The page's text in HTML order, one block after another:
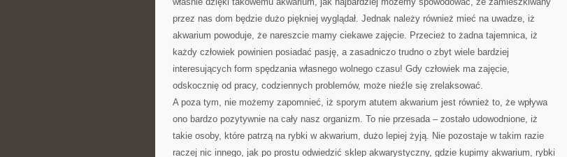
przez nas dom będzie dużo piękniej wyglądał. Jednak należy również mieć na uwadze, iż
akwarium powoduje, że nareszcie mamy ciekawe zajęcie. Przecież to żadna tajemnica, iż
każdy człowiek powinien posiadać pasję, a zasadniczo trudno o zbyt wiele bardziej
interesujących form spędzania własnego wolnego czasu! Gdy człowiek ma zajęcie,
odskocznię od pracy, codziennych problemów, może nieźle się zrelaksować.
A poza tym, nie możemy zapomnieć, iż sporym atutem akwarium jest również to, że wpływa
ono bardzo pozytywnie na cały nasz organizm. To nie przesada – zostało udowodnione, iż
takie osoby, które patrzą na rybki w akwarium, dużo lepiej żyją. Nie pozostaje w takim razie
raczej nic innego, jak po prostu odwiedzić sklep akwarystyczny, gdzie kupimy akwarium, rybki